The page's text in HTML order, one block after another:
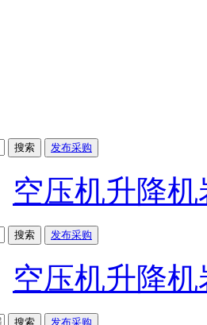
搜索 发布采购
空压机升降机
搜索 发布采购
空压机升降机
搜索 发布采购